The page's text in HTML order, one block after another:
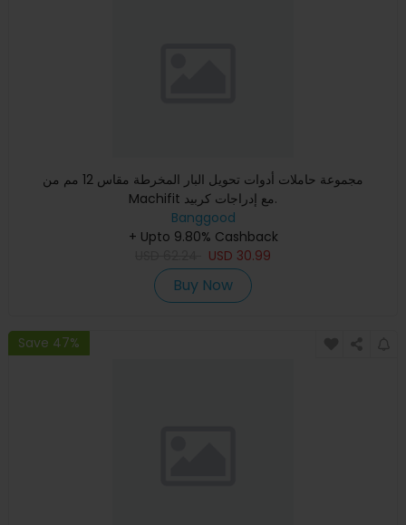
مجموعة حاملات أدوات تحويل البار المخرطة مقاس 12 مم من
Machifit مع إدراجات كربيد.
Banggood
+ Upto 9.80% Cashback
USD 30.99
Buy Now
Save 47%